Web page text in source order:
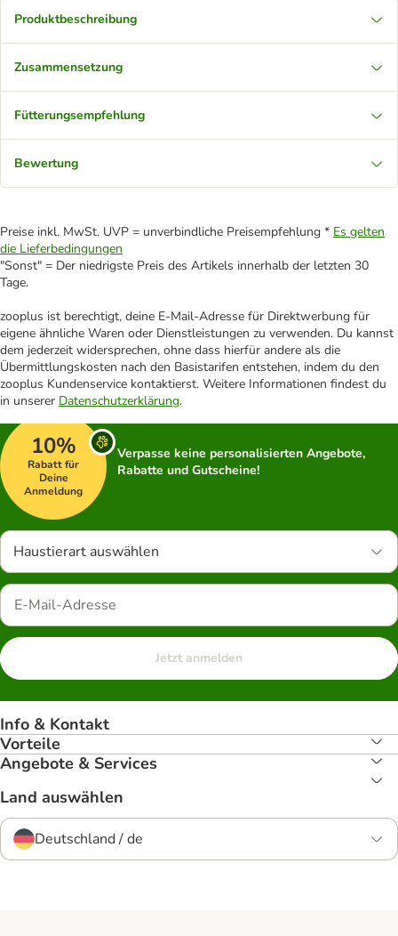
Produktbeschreibung
Zusammensetzung
Fütterungsempfehlung
Bewertung
Preise inkl. MwSt. UVP = unverbindliche Preisempfehlung * Es gelten
die Lieferbedingungen
"Sonst" = Der niedrigste Preis des Artikels innerhalb der letzten 30
Tage.
zooplus ist berechtigt, deine E-Mail-Adresse für Direktwerbung für
eigene ähnliche Waren oder Dienstleistungen zu verwenden. Du kannst
dem jederzeit widersprechen, ohne dass hierfür andere als die
Übermittlungskosten nach den Basistarifen entstehen, indem du den
zooplus Kundenservice kontaktierst. Weitere Informationen findest du
in unserer Datenschutzerklärung.
10%
Rabatt für
Deine
Anmeldung
Verpasse keine personalisierten Angebote,
Rabatte und Gutscheine!
Haustierart auswählen
Jetzt anmelden
Info & Kontakt
Vorteile
Angebote & Services
Land auswählen
Deutschland / de